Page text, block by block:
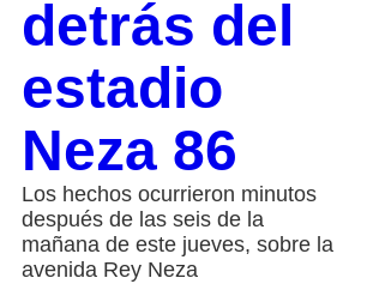
detrás del
estadio
Neza 86
Los hechos ocurrieron minutos
después de las seis de la
mañana de este jueves, sobre la
avenida Rey Neza